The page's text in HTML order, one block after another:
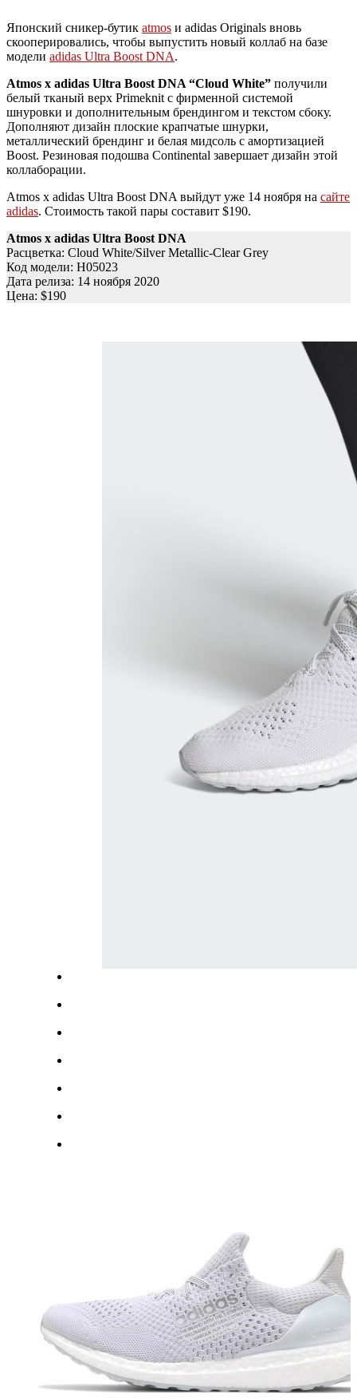
Японский сникер-бутик atmos и adidas Originals вновь
скооперировались, чтобы выпустить новый коллаб на базе
модели adidas Ultra Boost DNA.
Atmos x adidas Ultra Boost DNA “Cloud White” получили
белый тканый верх Primeknit с фирменной системой
шнуровки и дополнительным брендингом и текстом сбоку.
Дополняют дизайн плоские крапчатые шнурки,
металлический брендинг и белая мидсоль с амортизацией
Boost. Резиновая подошва Continental завершает дизайн этой
коллаборации.
Atmos x adidas Ultra Boost DNA выйдут уже 14 ноября на сайте
adidas. Стоимость такой пары составит $190.
Atmos x adidas Ultra Boost DNA
Расцветка: Cloud White/Silver Metallic-Clear Grey
Код модели: H05023
Дата релиза: 14 ноября 2020
Цена: $190